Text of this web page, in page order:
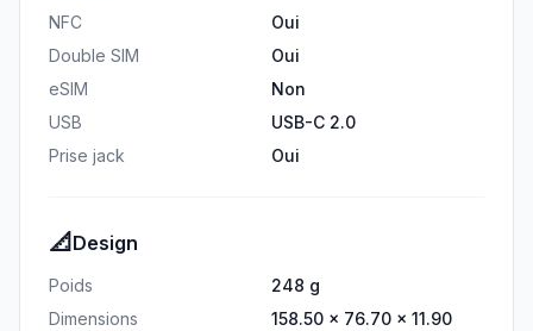
NFC
Oui
Double SIM
Oui
eSIM
Non
USB
USB-C 2.0
Prise jack
Oui
📐 Design
Poids
248 g
Dimensions
158.50 × 76.70 × 11.90